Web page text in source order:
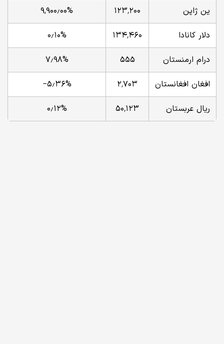
ین ژاپن ۱۲۳٬۲۰۰ ۹٬۹۰۰٫۰۰%
دلار کانادا ۱۳۴٬۴۶۰ ۰٫۱۰%
درام ارمنستان ۵۵۵ ۷٫۹۸%
افغان افغانستان ۲٬۷۰۳ ‎−۵٫۳۶%
ریال عربستان ۵۰٬۱۲۳ ۰٫۱۲%